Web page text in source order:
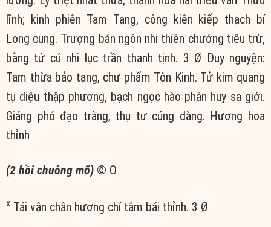
lĩnh; kinh phiên Tam Tạng, công kiên kiếp thạch bí
Long cung. Trượng bán ngôn nhi thiên chướng tiêu trừ,
bằng tứ cú nhi lục trần thanh tịnh. 3 Ø Duy nguyện:
Tam thừa bảo tạng, chư phẩm Tôn Kinh. Tử kim quang
tụ diệu thập phương, bạch ngọc hào phân huy sa giới.
Giáng phó đạo tràng, thụ tư cúng dàng. Hương hoa
thỉnh
(2 hồi chuông mõ) © Ο
x Tái vận chân hương chí tâm bái thỉnh. 3 Ø